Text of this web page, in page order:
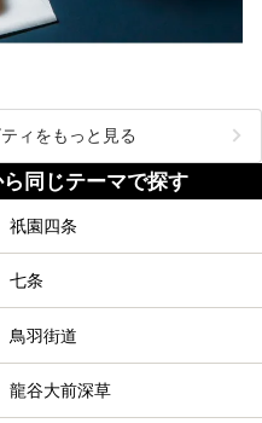
ィをもっと見る
同じテーマで探す
祇園四条
七条
鳥羽街道
龍谷大前深草